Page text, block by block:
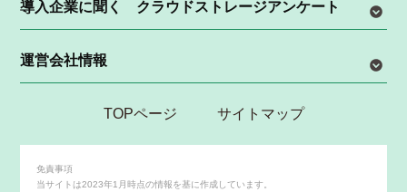
導入企業に聞く クラウドストレージアンケート
運営会社情報
TOPページ サイトマップ
免責事項
当サイトは2023年1月時点の情報を基に作成しています。